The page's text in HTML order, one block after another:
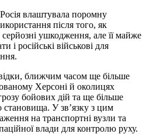
влаштувала поромну
після того, як
ушкодження, але її майже
і російські військові для
ближчим часом ще більше
Херсоні й околицях
бойових дій та ще більше
становища. У зв’язку з цим
на транспортні вузли та
влади для контролю руху.